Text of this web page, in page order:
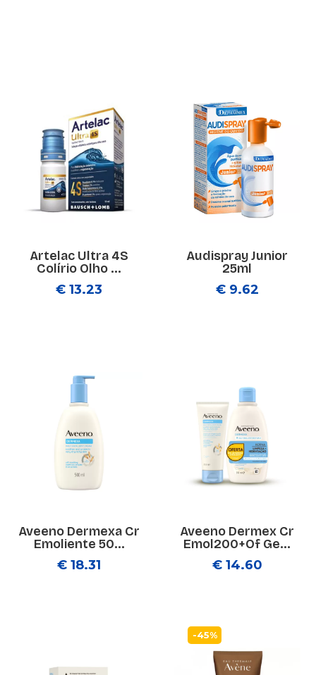
Artelac Ultra 4S
Colírio Olho ...
€ 13.23
Audispray Junior
25ml
€ 9.62
Aveeno Dermexa Cr
Emoliente 50...
€ 18.31
Aveeno Dermex Cr
Emol200+Of Ge...
€ 14.60
-45%